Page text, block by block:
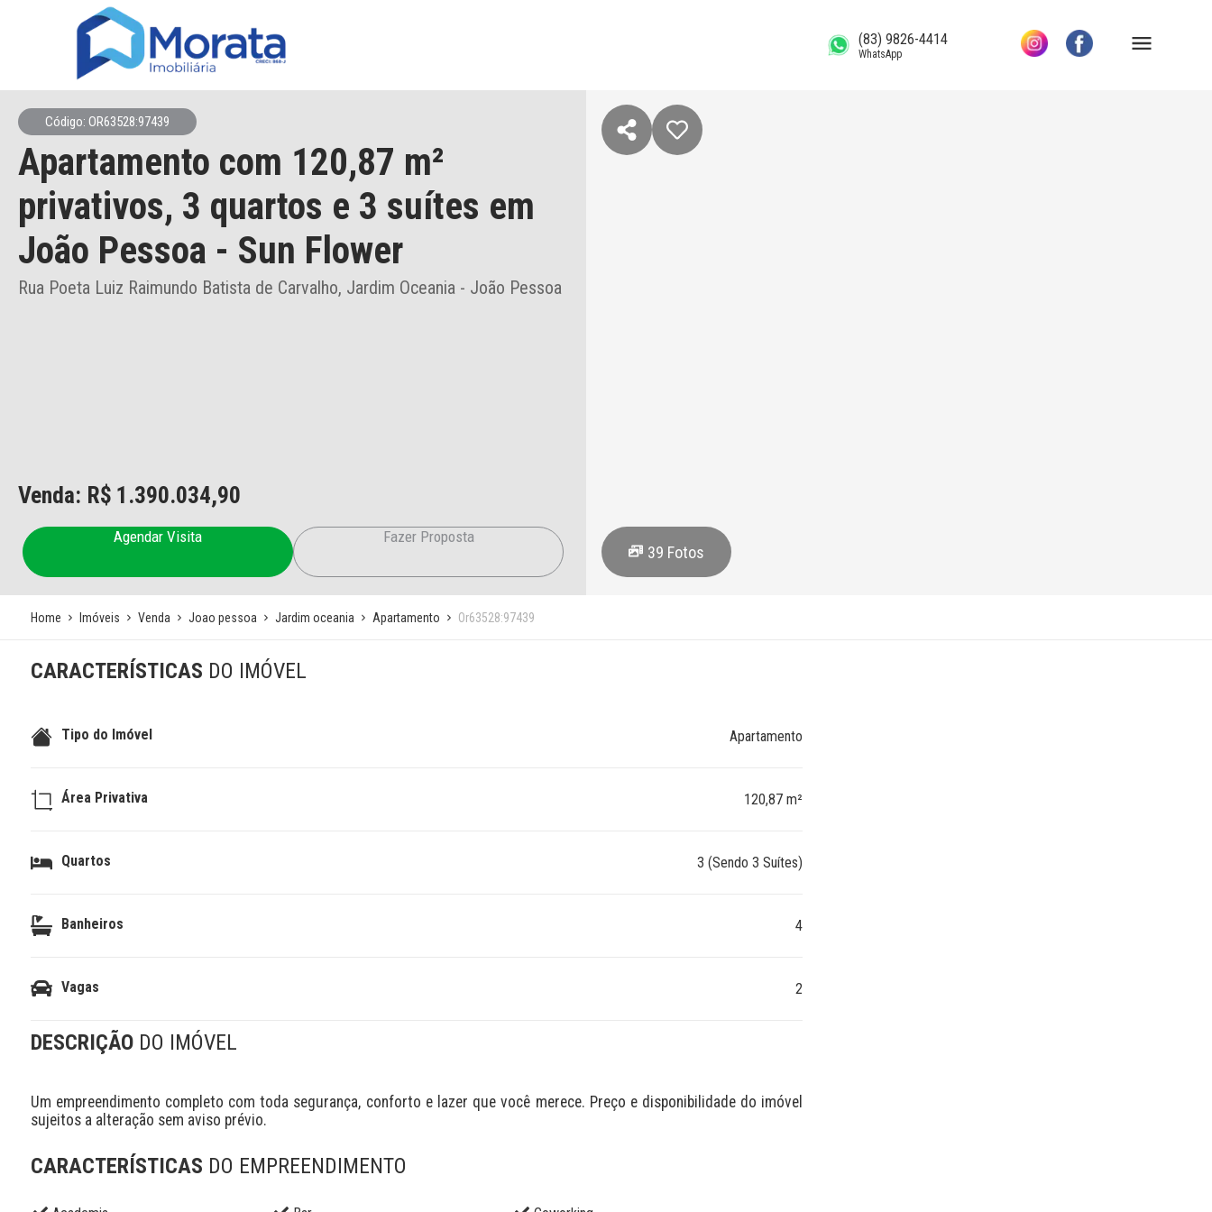
(83) 9826-4414
WhatsApp
Código: OR63528:97439
Apartamento com 120,87 m²
privativos, 3 quartos e 3 suítes em
João Pessoa - Sun Flower
Rua Poeta Luiz Raimundo Batista de Carvalho, Jardim Oceania - João Pessoa
Venda: R$ 1.390.034,90
Agendar Visita Fazer Proposta
39 Fotos
Home Imóveis Venda Joao pessoa Jardim oceania Apartamento Or63528:97439
CARACTERÍSTICAS DO IMÓVEL
Tipo do Imóvel Apartamento
Área Privativa 120,87 m²
Quartos 3 (Sendo 3 Suítes)
Banheiros 4
Vagas 2
DESCRIÇÃO DO IMÓVEL
Um empreendimento completo com toda segurança, conforto e lazer que você merece. Preço e disponibilidade do imóvel
sujeitos a alteração sem aviso prévio.
CARACTERÍSTICAS DO EMPREENDIMENTO